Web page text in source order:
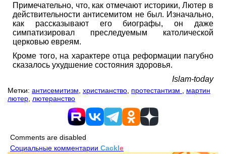
Примечательно, что, как отмечают историки, Лютер в
действительности антисемитом не был. Изначально,
как рассказывают его биографы, он даже
симпатизировал преследуемым католической
церковью евреям.
Кроме того, на характере отца реформации пагубно
сказалось ухудшение состояния здоровья.
Islam-today
Метки: антисемитизм христианство протестантизм
мартин
лютер лютеранство
Comments are disabled
Социальные комментарии Cackle